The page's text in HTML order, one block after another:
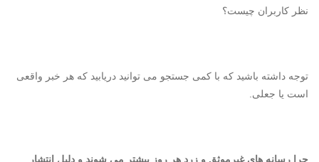
نظر کاربران چیست؟
توجه داشته باشید که با کمی جستجو می توانید دریابید که هر خبر واقعی
است یا جعلی.
چرا رسانه های غیرموثق و زرد هر روز بیشتر می شوند و دلیل انتشار